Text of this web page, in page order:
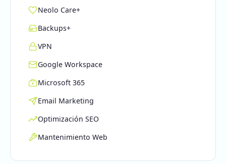
Neolo Care+
Backups+
VPN
Google Workspace
Microsoft 365
Email Marketing
Optimización SEO
Mantenimiento Web